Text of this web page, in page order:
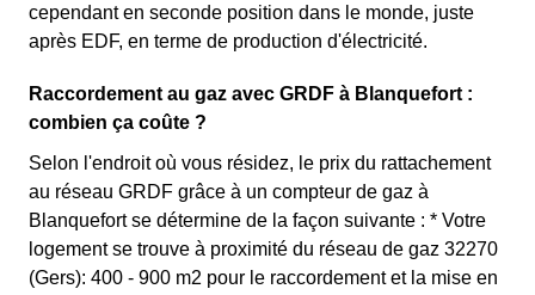
cependant en seconde position dans le monde, juste
après EDF, en terme de production d'électricité.
Raccordement au gaz avec GRDF à Blanquefort :
combien ça coûte ?
Selon l'endroit où vous résidez, le prix du rattachement
au réseau GRDF grâce à un compteur de gaz à
Blanquefort se détermine de la façon suivante : * Votre
logement se trouve à proximité du réseau de gaz 32270
(Gers): 400 - 900 m2 pour le raccordement et la mise en